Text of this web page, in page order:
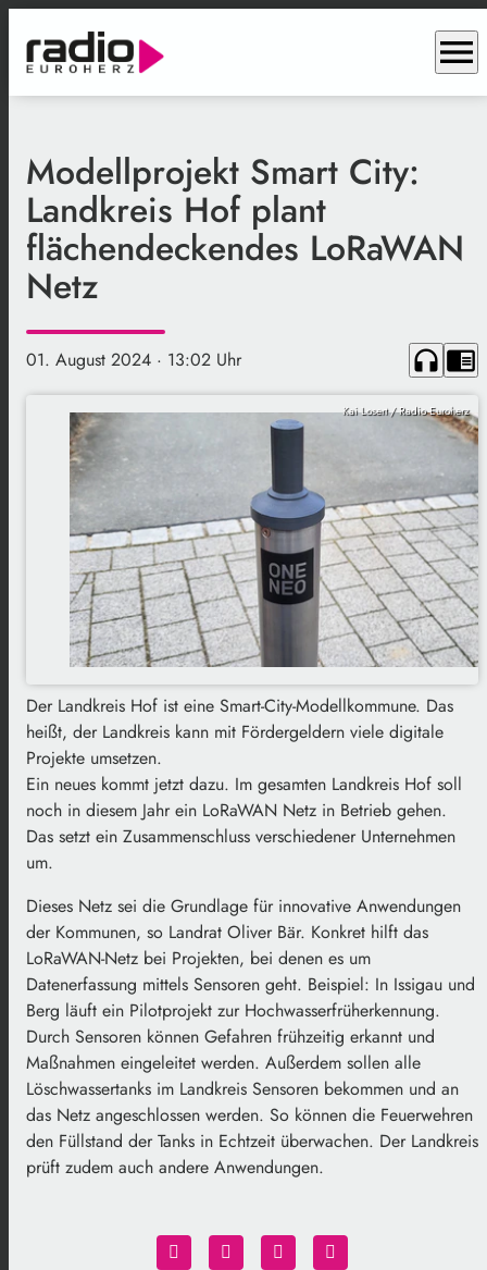
menu
Modellprojekt Smart City:
Landkreis Hof plant
flächendeckendes LoRaWAN
Netz
01. August 2024 · 13:02 Uhr headphones chrome_reader_mode
Kai Losert / Radio Euroherz
Der Landkreis Hof ist eine Smart-City-Modellkommune. Das
heißt, der Landkreis kann mit Fördergeldern viele digitale
Projekte umsetzen.
Ein neues kommt jetzt dazu. Im gesamten Landkreis Hof soll
noch in diesem Jahr ein LoRaWAN Netz in Betrieb gehen.
Das setzt ein Zusammenschluss verschiedener Unternehmen
um.
Dieses Netz sei die Grundlage für innovative Anwendungen
der Kommunen, so Landrat Oliver Bär. Konkret hilft das
LoRaWAN-Netz bei Projekten, bei denen es um
Datenerfassung mittels Sensoren geht. Beispiel: In Issigau und
Berg läuft ein Pilotprojekt zur Hochwasserfrüherkennung.
Durch Sensoren können Gefahren frühzeitig erkannt und
Maßnahmen eingeleitet werden. Außerdem sollen alle
Löschwassertanks im Landkreis Sensoren bekommen und an
das Netz angeschlossen werden. So können die Feuerwehren
den Füllstand der Tanks in Echtzeit überwachen. Der Landkreis
prüft zudem auch andere Anwendungen.